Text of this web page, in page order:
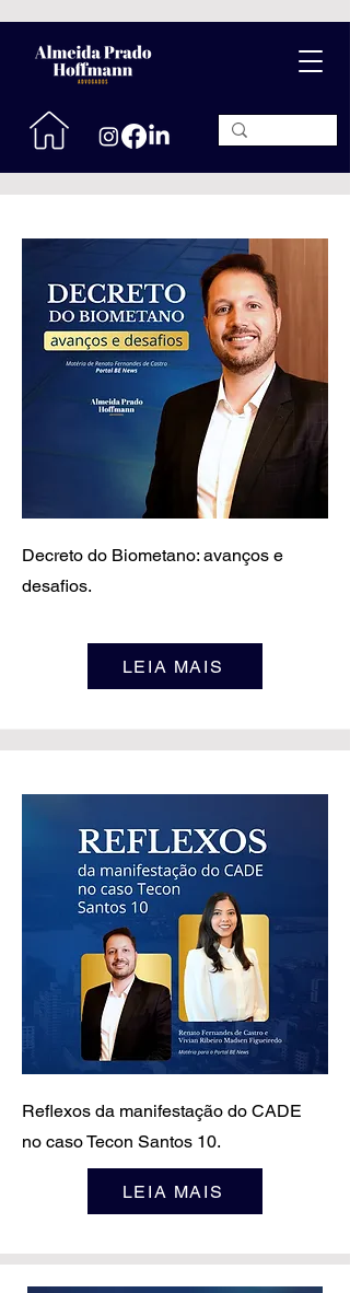
Decreto do Biometano: avanços e
desafios.
LEIA MAIS
Reflexos da manifestação do CADE
no caso Tecon Santos 10.
LEIA MAIS